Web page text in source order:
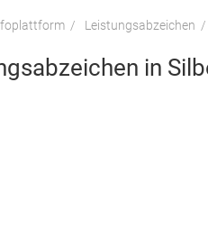
Leistungsabzeichen
in